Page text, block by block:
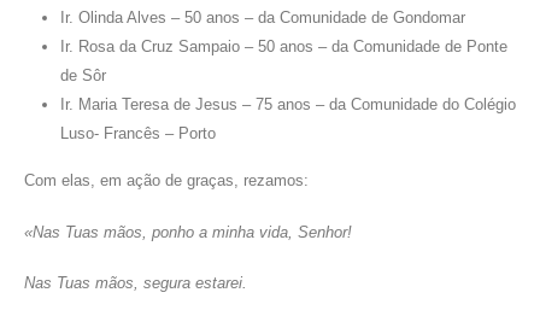
Ir. Olinda Alves – 50 anos – da Comunidade de Gondomar
Ir. Rosa da Cruz Sampaio – 50 anos – da Comunidade de Ponte
de Sôr
Ir. Maria Teresa de Jesus – 75 anos – da Comunidade do Colégio
Luso- Francês – Porto
Com elas, em ação de graças, rezamos:
«Nas Tuas mãos, ponho a minha vida, Senhor!
Nas Tuas mãos, segura estarei.